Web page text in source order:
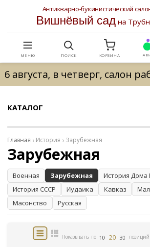
Антикварно-букинистический
Вишнёвый садна
МЕНЮ ПОИСК КОРЗИНА
6 августа, в четверг, салон
КАТАЛОГ
Главная История Зарубежная
Зарубежная
Военная Зарубежная
История
История СССР
Иудаика Кавказ
Масонство
Русская
Показывать по 10 20 30